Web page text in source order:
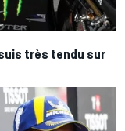
très tendu sur